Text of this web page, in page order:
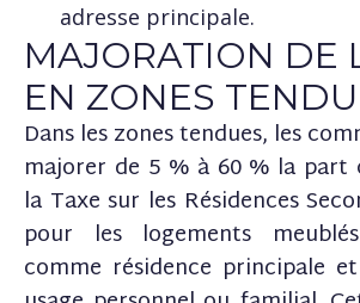
adresse principale.
MAJORATION DE
EN ZONES
Dans les zones tendues, les
majorer de 5 % à 60 % la part
la Taxe sur les Résidences
pour les logements
comme résidence principale